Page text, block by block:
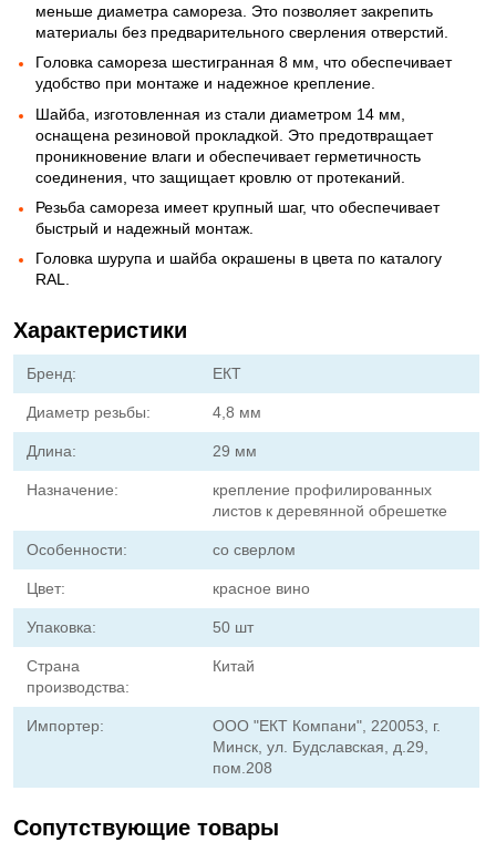
меньше диаметра самореза. Это позволяет закрепить
материалы без предварительного сверления отверстий.
Головка самореза шестигранная 8 мм, что обеспечивает
удобство при монтаже и надежное крепление.
Шайба, изготовленная из стали диаметром 14 мм,
оснащена резиновой прокладкой. Это предотвращает
проникновение влаги и обеспечивает герметичность
соединения, что защищает кровлю от протеканий.
Резьба самореза имеет крупный шаг, что обеспечивает
быстрый и надежный монтаж.
Головка шурупа и шайба окрашены в цвета по каталогу
RAL.
Характеристики
Бренд: ЕКТ
Диаметр резьбы: 4,8 мм
Длина: 29 мм
Назначение:
крепление профилированных
листов к деревянной обрешетке
Особенности: со сверлом
Цвет: красное вино
Упаковка: 50 шт
Страна
производства:
Китай
Импортер:
ООО "ЕКТ Компани", 220053, г.
Минск, ул. Будславская, д.29,
пом.208
Сопутствующие товары